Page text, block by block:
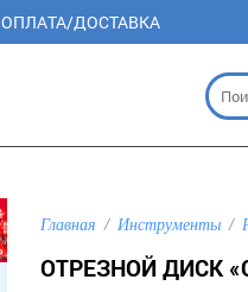
ОПЛАТА/ДОСТАВКА
Главная Инструменты
ОТРЕЗНОЙ ДИСК